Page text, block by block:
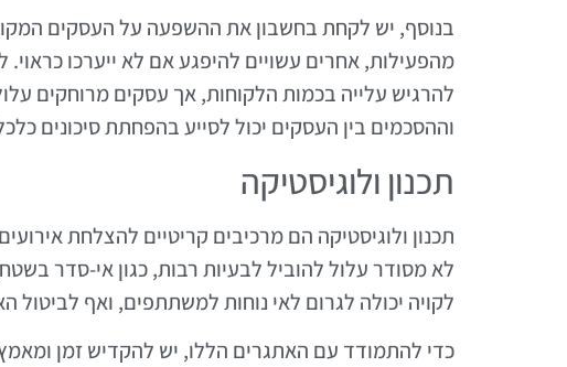
בנוסף, יש לקחת בחשבון את ההשפעה על העסקים
מהפעילות, אחרים עשויים להיפגע אם לא ייערכו כראוי.
להרגיש עלייה בכמות הלקוחות, אך עסקים מרוחקים
וההסכמים בין העסקים יכול לסייע בהפחתת סיכונים
תכנון ולוגיסטיקה
תכנון ולוגיסטיקה הם מרכיבים קריטיים להצלחת
לא מסודר עלול להוביל לבעיות רבות, כגון אי-סדר
לקויה יכולה לגרום לאי נוחות למשתתפים, ואף לביטול
כדי להתמודד עם האתגרים הללו, יש להקדיש זמן